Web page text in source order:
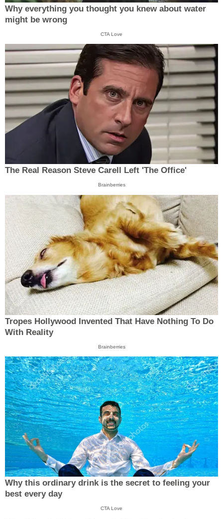
Why everything you thought you knew about water
might be wrong
CTA Love
The Real Reason Steve Carell Left 'The Office'
Brainberries
Tropes Hollywood Invented That Have Nothing To Do
With Reality
Brainberries
Why this ordinary drink is the secret to feeling your
best every day
CTA Love